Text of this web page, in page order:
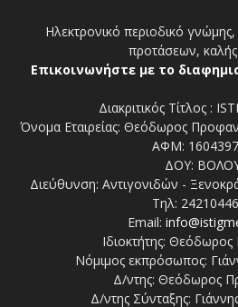
Ηλεκτρονικό περιοδικό γνώμης,
προτάσεων, καλής
Επικοινωνήστε με το
Διακριτικός Τίτλος :
Όνομα Εταιρείας: Θεόδωρος
ΑΦΜ:
ΔΟΥ:
Διεύθυνση: Αντιγονιδών -
Τηλ:
Email:
Ιδιοκτήτης:
Νόμιμος εκπρόσωπος:
Δ/ντης: Θεόδωρος
Δ/ντης Σύνταξης: